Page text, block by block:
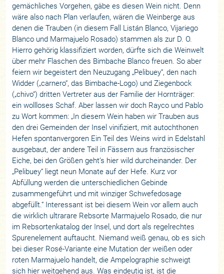
gemächliches Vorgehen, gäbe es diesen Wein nicht. Denn
wäre also nach Plan verlaufen, wären die Weinberge aus
denen die Trauben (in diesem Fall Listán Blanco, Vijariego
Blanco und Marmajuelo Rosado) stammen als zur D. O.
Hierro gehörig klassifiziert worden, dürfte sich die Weinwelt
über mehr Flaschen des Bimbache Blanco freuen. So aber
feiern wir begeistert den Neuzugang „Pelibuey“, den nach
Widder („carnero“, das Bimbache-Logo) und Ziegenbock
(„chivo“) dritten Vertreter aus der Familie der Hornträger:
ein wollloses Schaf. Aber lassen wir doch Rayco und Pablo
zu Wort kommen: „In diesem Wein haben wir Trauben aus
den drei Gemeinden der Insel vinifiziert, mit autochthonen
Hefen spontanvergoren Ein Teil des Weins wird in Edelstahl
ausgebaut, der andere Teil in Fässern aus französischer
Eiche, bei den Größen geht’s hier wild durcheinander. Der
„Pelibuey“ liegt neun Monate auf der Hefe. Kurz vor
Abfüllung werden die unterschiedlichen Gebinde
zusammengeführt und mit winziger Schwefedosage
abgefüllt.“ Interessant ist bei diesem Wein vor allem auch
die wirklich ultrarare Rebsorte Marmajuelo Rosado, die nur
im Rebsortenkatalog der Insel, und dort als regelrechtes
Spurenelement auftaucht. Niemand weiß genau, ob es sich
bei dieser Rosé-Variante eine Mutation der weißen oder
roten Marmajuelo handelt, die Ampelographie schweigt
sich hier weitgehend aus. Was eindeutig ist, ist die